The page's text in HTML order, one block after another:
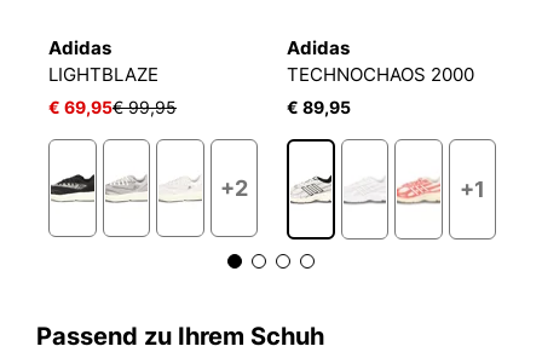
Adidas
LIGHTBLAZE
€ 69,95€ 99,95
+2
Adidas
TECHNOCHAOS 2000
€ 89,95
+1
Passend zu Ihrem Schuh